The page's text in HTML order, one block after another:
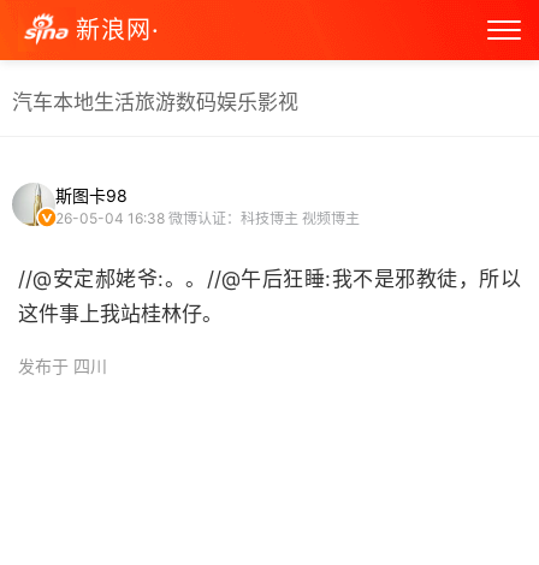
新浪网·
汽车本地生活旅游数码娱乐影视
斯图卡98
26-05-04 16:38 微博认证：科技博主 视频博主
//@安定郝姥爷:。。//@午后狂睡:我不是邪教徒，所以
这件事上我站桂林仔。
发布于 四川